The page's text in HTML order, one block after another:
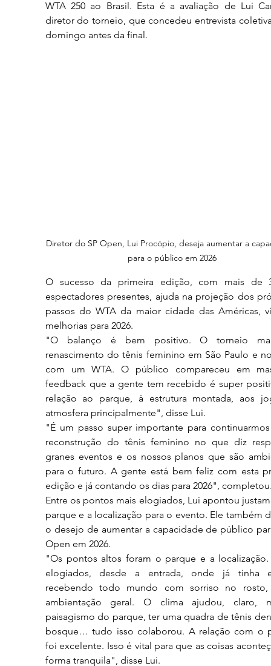
WTA 250 ao Brasil. Esta é a avaliação de Lui
diretor do torneio, que concedeu entrevista
domingo antes da final.
Diretor do SP Open, Lui Procópio, deseja aumentar a
para o público em 2026
O sucesso da primeira edição, com mais de
espectadores presentes, ajuda na projeção dos
passos do WTA da maior cidade das Américas,
melhorias para 2026.
"O balanço é bem positivo. O torneio
renascimento do tênis feminino em São Paulo e
com um WTA. O público compareceu em
feedback que a gente tem recebido é super
relação ao parque, à estrutura montada, aos
atmosfera principalmente", disse Lui.
"É um passo super importante para
reconstrução do tênis feminino no que diz
granes eventos e os nossos planos que são
para o futuro. A gente está bem feliz com esta
edição e já contando os dias para 2026",
Entre os pontos mais elogiados, Lui apontou
parque e a localização para o evento. Ele também
o desejo de aumentar a capacidade de público
Open em 2026.
"Os pontos altos foram o parque e a
elogiados, desde a entrada, onde já tinha
recebendo todo mundo com sorriso no
ambientação geral. O clima ajudou, claro,
paisagismo do parque, ter uma quadra de tênis
bosque… tudo isso colaborou. A relação com o
foi excelente. Isso é vital para que as coisas
forma tranquila", disse Lui.